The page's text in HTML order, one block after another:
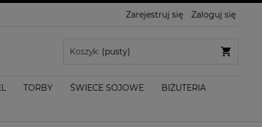
Zarejestruj się Zaloguj się
Koszyk: (pusty)
TORBY ŚWIECE SOJOWE BIŻUTERIA